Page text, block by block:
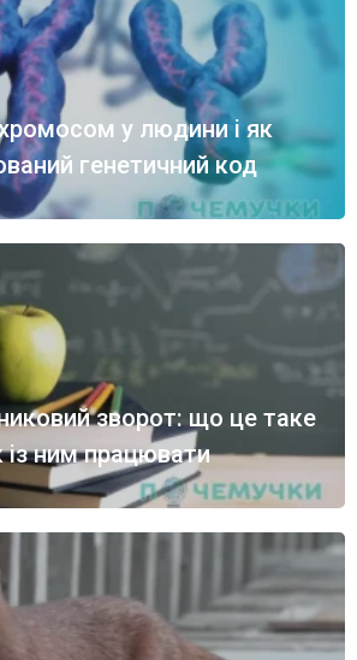
у людини і як
генетичний код
зворот: що це таке
із ним працювати